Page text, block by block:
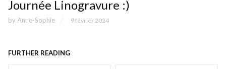
Journée Linogravure :)
by Anne-Sophie 9 février 2024
FURTHER READING